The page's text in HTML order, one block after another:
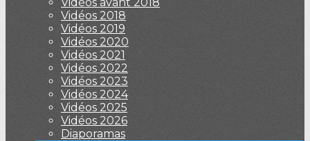
Vidéos 2018
Vidéos 2019
Vidéos 2020
Vidéos 2021
Vidéos 2022
Vidéos 2023
Vidéos 2024
Vidéos 2025
Vidéos 2026
Diaporamas